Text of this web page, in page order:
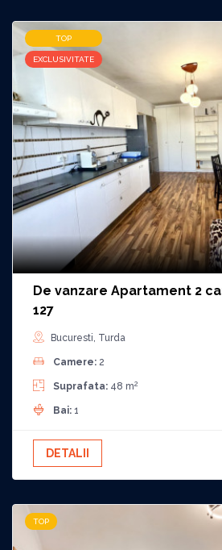
TOP
EXCLUSIVITATE
De vanzare Apartament 2
127
Bucuresti, Turda
Camere: 2
Suprafata: 48 m2
Bai: 1
DETALII
TOP